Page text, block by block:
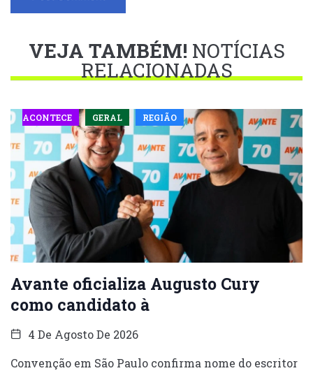
VEJA TAMBÉM! NOTÍCIAS
RELACIONADAS
ACONTECE GERAL REGIÃO
Avante oficializa Augusto Cury
como candidato à
4 De Agosto De 2026
Convenção em São Paulo confirma nome do escritor